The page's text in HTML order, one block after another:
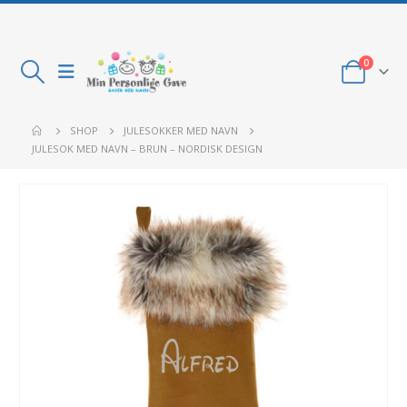
0
SHOP
JULESOKKER MED NAVN
JULESOK MED NAVN – BRUN – NORDISK DESIGN